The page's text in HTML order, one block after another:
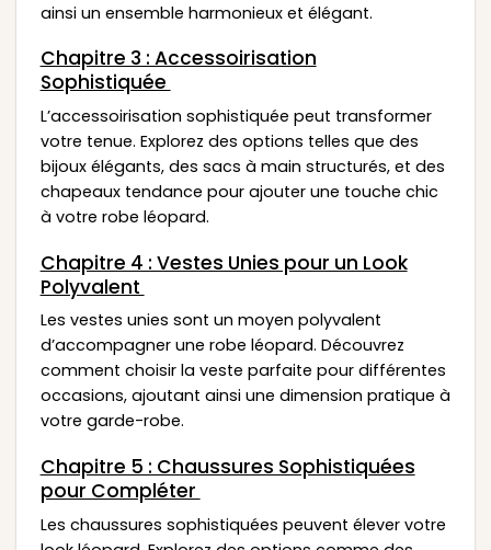
ainsi un ensemble harmonieux et élégant.
Chapitre 3 : Accessoirisation
Sophistiquée
L’accessoirisation sophistiquée peut transformer
votre tenue. Explorez des options telles que des
bijoux élégants, des sacs à main structurés, et des
chapeaux tendance pour ajouter une touche chic
à votre robe léopard.
Chapitre 4 : Vestes Unies pour un Look
Polyvalent
Les vestes unies sont un moyen polyvalent
d’accompagner une robe léopard. Découvrez
comment choisir la veste parfaite pour différentes
occasions, ajoutant ainsi une dimension pratique à
votre garde-robe.
Chapitre 5 : Chaussures Sophistiquées
pour Compléter
Les chaussures sophistiquées peuvent élever votre